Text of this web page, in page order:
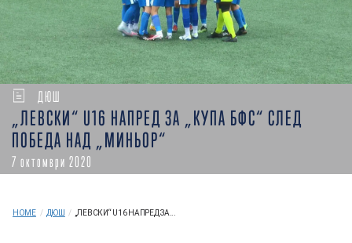
ДЮШ
„ЛЕВСКИ“ U16 НАПРЕД ЗА „КУПА БФС“ СЛЕД
ПОБЕДА НАД „МИНЬОР“
7 октомври 2020
HOME / ДЮШ / „ЛЕВСКИ“ U16 НАПРЕД ЗА...